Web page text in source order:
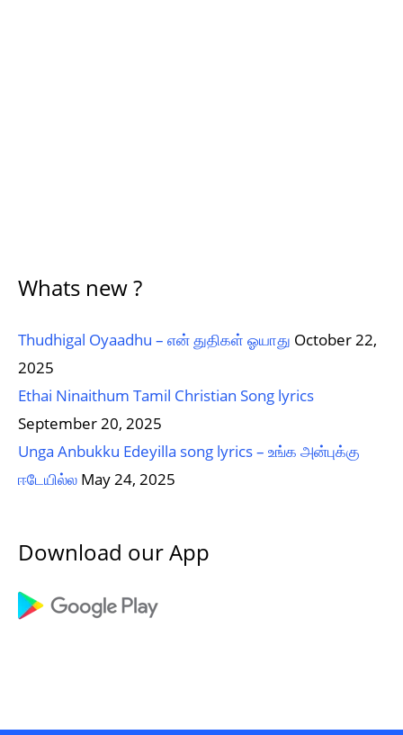
Whats new ?
Thudhigal Oyaadhu – என் துதிகள் ஓயாது October 22,
2025
Ethai Ninaithum Tamil Christian Song lyrics
September 20, 2025
Unga Anbukku Edeyilla song lyrics – உங்க அன்புக்கு
ஈடேயில்ல May 24, 2025
Download our App